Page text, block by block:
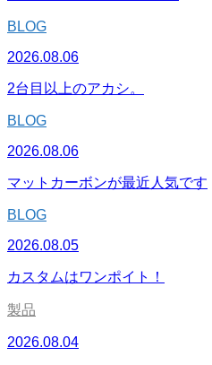
BLOG
2026.08.06
2台目以上のアカシ。
BLOG
2026.08.06
マットカーボンが最近人気です
BLOG
2026.08.05
カスタムはワンポイト！
製品
2026.08.04